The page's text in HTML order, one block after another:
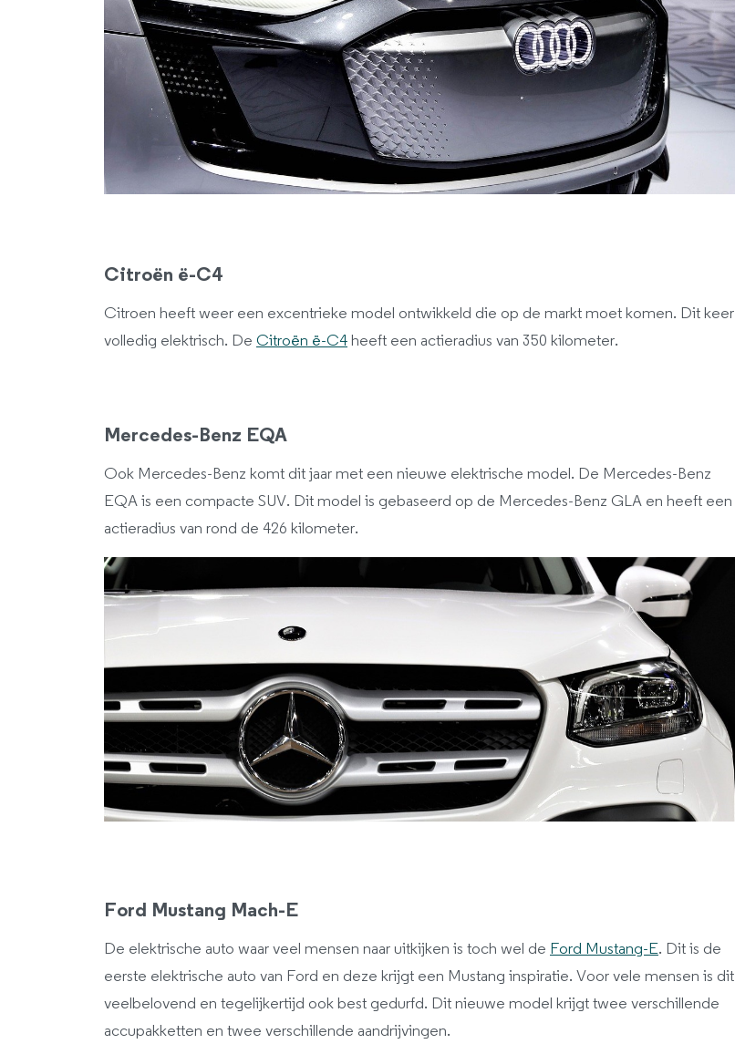
Citroën ë-C4
Citroen heeft weer een excentrieke model ontwikkeld die op de markt moet komen. Dit keer
volledig elektrisch. De Citroën ë-C4 heeft een actieradius van 350 kilometer.
Mercedes-Benz EQA
Ook Mercedes-Benz komt dit jaar met een nieuwe elektrische model. De Mercedes-Benz
EQA is een compacte SUV. Dit model is gebaseerd op de Mercedes-Benz GLA en heeft een
actieradius van rond de 426 kilometer.
Ford Mustang Mach-E
De elektrische auto waar veel mensen naar uitkijken is toch wel de Ford Mustang-E. Dit is de
eerste elektrische auto van Ford en deze krijgt een Mustang inspiratie. Voor vele mensen is dit
veelbelovend en tegelijkertijd ook best gedurfd. Dit nieuwe model krijgt twee verschillende
accupakketten en twee verschillende aandrijvingen.